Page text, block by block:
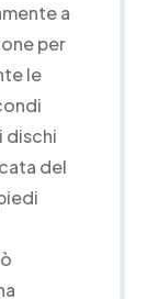
a
per
le
dischi
del